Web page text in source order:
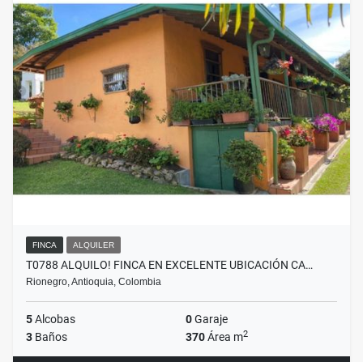
FINCA ALQUILER
T0788 ALQUILO! FINCA EN EXCELENTE UBICACIÓN CA…
Rionegro, Antioquia, Colombia
5Alcobas 0Garaje
3 Baños 370Área m2